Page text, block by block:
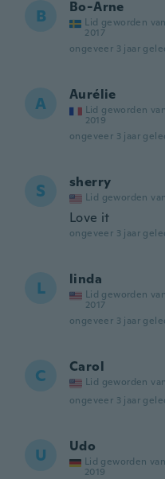
B Bo-Arne
Lid geworden van
2017
ongeveer 3 jaar
A Aurélie
Lid geworden van
2019
ongeveer 3 jaar
S sherry
Lid geworden
Love it
ongeveer 3 jaar
L linda
Lid geworden van
2017
ongeveer 3 jaar
C Carol
Lid geworden
ongeveer 3 jaar
U Udo
Lid geworden van
2019